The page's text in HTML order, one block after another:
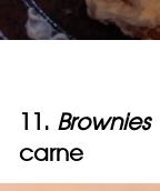
11. Brownies
carne